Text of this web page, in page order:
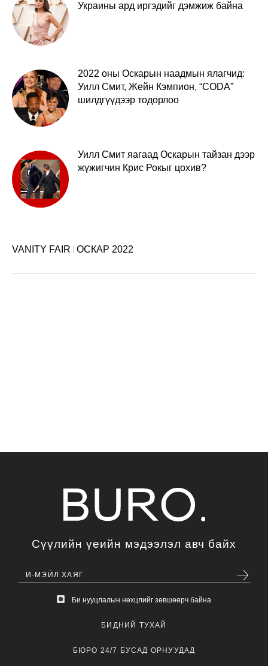
Украины ард иргэдийг дэмжиж байна
2022 оны Оскарын наадмын ялагчид:
Уилл Смит, Жейн Кэмпион, “CODA”
шилдгүүдээр тодорлоо
Уилл Смит яагаад Оскарын тайзан дээр
жүжигчин Крис Рокыг цохив?
VANITY FAIR ОСКАР 2022
Сүүлийн үеийн мэдээлэл авч байх
Би нууцлалын нөхцлийг зөвшөөрч байна
БИДНИЙ ТУХАЙ
БЮРО 24/7 БУСАД ОРНУУДАД